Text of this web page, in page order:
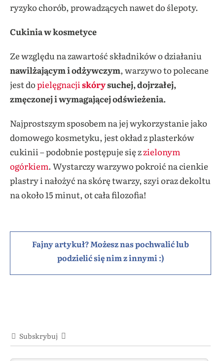
ryzyko chorób, prowadzących nawet do ślepoty.
Cukinia w kosmetyce
Ze względu na zawartość składników o działaniu
nawilżającym i odżywczym, warzywo to polecane
jest dopielęgnacji skórysuchej, dojrzałej,
zmęczonej i wymagającej odświeżenia.
Najprostszym sposobem na jej wykorzystanie jako
domowego kosmetyku, jest okład z plasterków
cukinii – podobnie postępuje się zzielonym
ogórkiem. Wystarczy warzywo pokroić na cienkie
plastry i nałożyć na skórę twarzy, szyi oraz dekoltu
na około 15 minut, ot cała filozofia!
Fajny artykuł? Możesz nas pochwalić lub
podzielić się nim z innymi :)
Subskrybuj